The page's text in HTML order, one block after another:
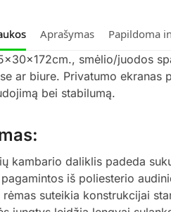
Aprašymas Papildoma
smėlio/juodos
ar biure. Privatumo
bei stabilumą.
kambario daliklis padeda
iš poliesterio
rėmas suteikia konstrukcijai